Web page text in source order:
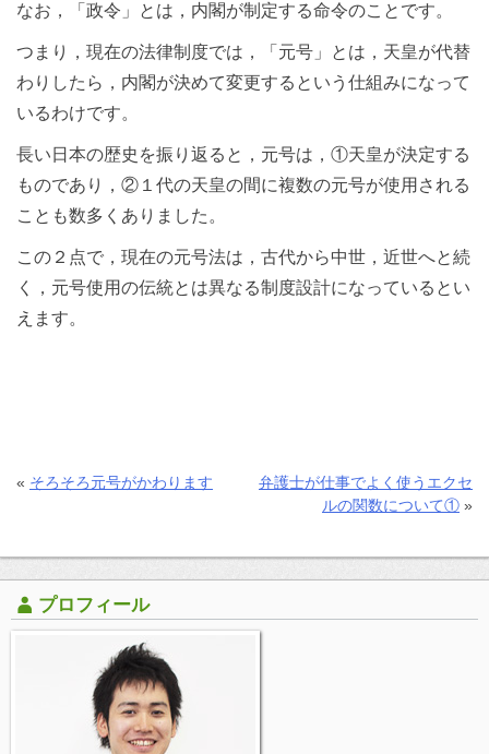
なお，「政令」とは，内閣が制定する命令のことです。
つまり，現在の法律制度では，「元号」とは，天皇が代替
わりしたら，内閣が決めて変更するという仕組みになって
いるわけです。
長い日本の歴史を振り返ると，元号は，①天皇が決定する
ものであり，②１代の天皇の間に複数の元号が使用される
ことも数多くありました。
この２点で，現在の元号法は，古代から中世，近世へと続
く，元号使用の伝統とは異なる制度設計になっているとい
えます。
« そろそろ元号がかわります
弁護士が仕事でよく使うエクセ
ルの関数について① »
プロフィール